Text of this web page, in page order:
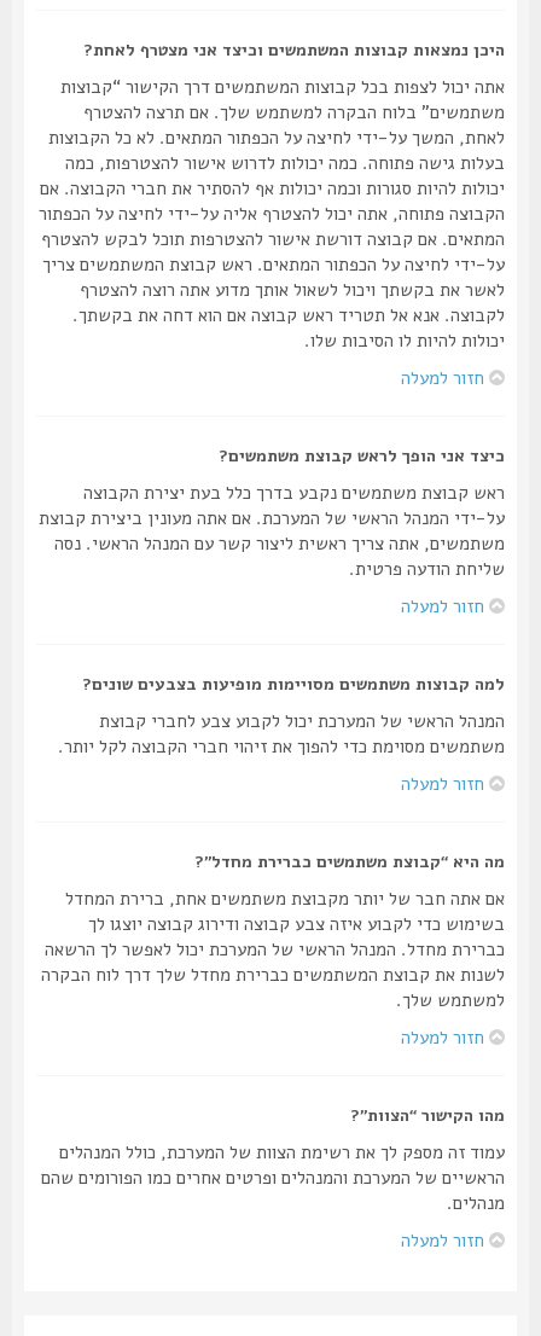
היכן נמצאות קבוצות המשתמשים וכיצד אני מצטרף לאחת?
אתה יכול לצפות בכל קבוצות המשתמשים דרך הקישור “קבוצות
משתמשים” בלוח הבקרה למשתמש שלך. אם תרצה להצטרף
לאחת, המשך על-ידי לחיצה על הכפתור המתאים. לא כל הקבוצות
בעלות גישה פתוחה. כמה יכולות לדרוש אישור להצטרפות, כמה
יכולות להיות סגורות וכמה יכולות אף להסתיר את חברי הקבוצה. אם
הקבוצה פתוחה, אתה יכול להצטרף אליה על-ידי לחיצה על הכפתור
המתאים. אם קבוצה דורשת אישור להצטרפות תוכל לבקש להצטרף
על-ידי לחיצה על הכפתור המתאים. ראש קבוצת המשתמשים צריך
לאשר את בקשתך ויכול לשאול אותך מדוע אתה רוצה להצטרף
לקבוצה. אנא אל תטריד ראש קבוצה אם הוא דחה את בקשתך.
יכולות להיות לו הסיבות שלו.
חזור למעלה
כיצד אני הופך לראש קבוצת משתמשים?
ראש קבוצת משתמשים נקבע בדרך כלל בעת יצירת הקבוצה
על-ידי המנהל הראשי של המערכת. אם אתה מעונין ביצירת קבוצת
משתמשים, אתה צריך ראשית ליצור קשר עם המנהל הראשי. נסה
שליחת הודעה פרטית.
חזור למעלה
למה קבוצות משתמשים מסויימות מופיעות בצבעים שונים?
המנהל הראשי של המערכת יכול לקבוע צבע לחברי קבוצת
משתמשים מסוימת כדי להפוך את זיהוי חברי הקבוצה לקל יותר.
חזור למעלה
מה היא “קבוצת משתמשים כברירת מחדל”?
אם אתה חבר של יותר מקבוצת משתמשים אחת, ברירת המחדל
בשימוש כדי לקבוע איזה צבע קבוצה ודירוג קבוצה יוצגו לך
כברירת מחדל. המנהל הראשי של המערכת יכול לאפשר לך הרשאה
לשנות את קבוצת המשתמשים כברירת מחדל שלך דרך לוח הבקרה
למשתמש שלך.
חזור למעלה
מהו הקישור “הצוות”?
עמוד זה מספק לך את רשימת הצוות של המערכת, כולל המנהלים
הראשיים של המערכת והמנהלים ופרטים אחרים כמו הפורומים שהם
מנהלים.
חזור למעלה